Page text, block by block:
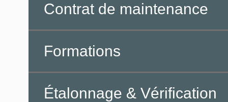
Contrat de maintenance
Formations
Étalonnage & Vérification